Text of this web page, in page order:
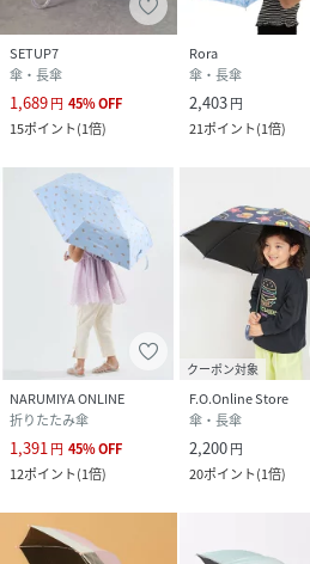
SETUP7
傘・長傘
1,689円 45%OFF
15ポイント(1倍)
Rora
傘・長傘
2,403円
21ポイント(1倍)
NARUMIYA ONLINE
折りたたみ傘
1,391円 45%OFF
12ポイント(1倍)
クーポン対象
F.O.Online Store
傘・長傘
2,200円
20ポイント(1倍)